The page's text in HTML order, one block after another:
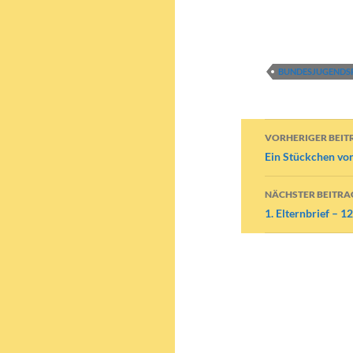
VORHERIGER
Ein Stückchen
NÄCHSTER
1. Elternbrief –